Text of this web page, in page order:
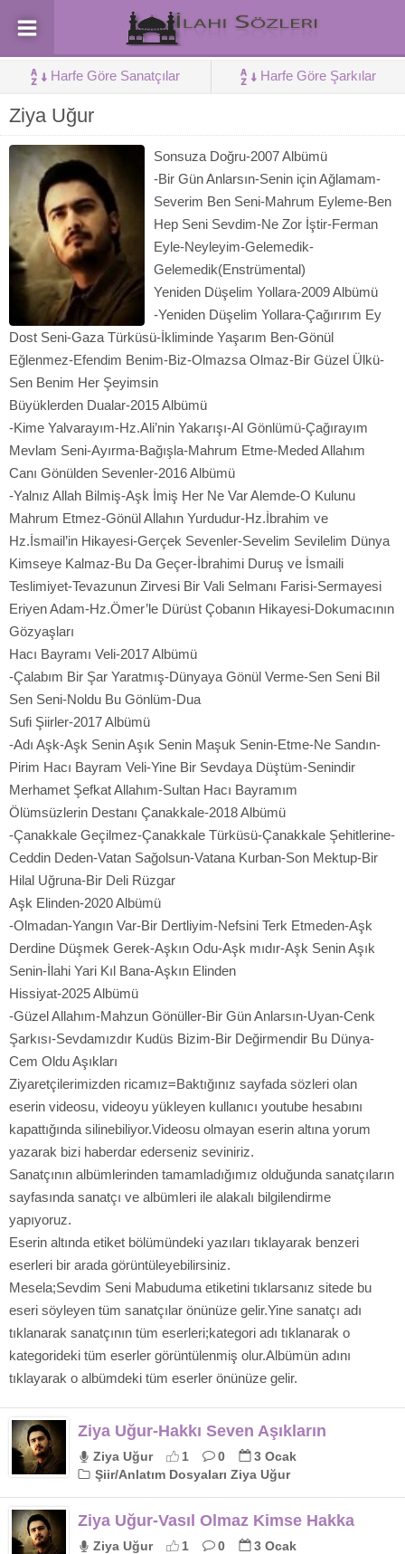
Harfe Göre Sanatçılar Harfe Göre Şarkılar
Ziya Uğur
Sonsuza Doğru-2007 Albümü
-Bir Gün Anlarsın-Senin için Ağlamam-
Severim Ben Seni-Mahrum Eyleme-Ben
Hep Seni Sevdim-Ne Zor İştir-Ferman
Eyle-Neyleyim-Gelemedik-
Gelemedik(Enstrümental)
Yeniden Düşelim Yollara-2009 Albümü
-Yeniden Düşelim Yollara-Çağırırım Ey
Dost Seni-Gaza Türküsü-İkliminde Yaşarım Ben-Gönül
Eğlenmez-Efendim Benim-Biz-Olmazsa Olmaz-Bir Güzel Ülkü-
Sen Benim Her Şeyimsin
Büyüklerden Dualar-2015 Albümü
-Kime Yalvarayım-Hz.Ali’nin Yakarışı-Al Gönlümü-Çağırayım
Mevlam Seni-Ayırma-Bağışla-Mahrum Etme-Meded Allahım
Canı Gönülden Sevenler-2016 Albümü
-Yalnız Allah Bilmiş-Aşk İmiş Her Ne Var Alemde-O Kulunu
Mahrum Etmez-Gönül Allahın Yurdudur-Hz.İbrahim ve
Hz.İsmail’in Hikayesi-Gerçek Sevenler-Sevelim Sevilelim Dünya
Kimseye Kalmaz-Bu Da Geçer-İbrahimi Duruş ve İsmaili
Teslimiyet-Tevazunun Zirvesi Bir Vali Selmanı Farisi-Sermayesi
Eriyen Adam-Hz.Ömer’le Dürüst Çobanın Hikayesi-Dokumacının
Gözyaşları
Hacı Bayramı Veli-2017 Albümü
-Çalabım Bir Şar Yaratmış-Dünyaya Gönül Verme-Sen Seni Bil
Sen Seni-Noldu Bu Gönlüm-Dua
Sufi Şiirler-2017 Albümü
-Adı Aşk-Aşk Senin Aşık Senin Maşuk Senin-Etme-Ne Sandın-
Pirim Hacı Bayram Veli-Yine Bir Sevdaya Düştüm-Senindir
Merhamet Şefkat Allahım-Sultan Hacı Bayramım
Ölümsüzlerin Destanı Çanakkale-2018 Albümü
-Çanakkale Geçilmez-Çanakkale Türküsü-Çanakkale Şehitlerine-
Ceddin Deden-Vatan Sağolsun-Vatana Kurban-Son Mektup-Bir
Hilal Uğruna-Bir Deli Rüzgar
Aşk Elinden-2020 Albümü
-Olmadan-Yangın Var-Bir Dertliyim-Nefsini Terk Etmeden-Aşk
Derdine Düşmek Gerek-Aşkın Odu-Aşk mıdır-Aşk Senin Aşık
Senin-İlahi Yari Kıl Bana-Aşkın Elinden
Hissiyat-2025 Albümü
-Güzel Allahım-Mahzun Gönüller-Bir Gün Anlarsın-Uyan-Cenk
Şarkısı-Sevdamızdır Kudüs Bizim-Bir Değirmendir Bu Dünya-
Cem Oldu Aşıkları
Ziyaretçilerimizden ricamız=Baktığınız sayfada sözleri olan
eserin videosu, videoyu yükleyen kullanıcı youtube hesabını
kapattığında silinebiliyor.Videosu olmayan eserin altına yorum
yazarak bizi haberdar ederseniz seviniriz.
Sanatçının albümlerinden tamamladığımız olduğunda sanatçıların
sayfasında sanatçı ve albümleri ile alakalı bilgilendirme
yapıyoruz.
Eserin altında etiket bölümündeki yazıları tıklayarak benzeri
eserleri bir arada görüntüleyebilirsiniz.
Mesela;Sevdim Seni Mabuduma etiketini tıklarsanız sitede bu
eseri söyleyen tüm sanatçılar önünüze gelir.Yine sanatçı adı
tıklanarak sanatçının tüm eserleri;kategori adı tıklanarak o
kategorideki tüm eserler görüntülenmiş olur.Albümün adını
tıklayarak o albümdeki tüm eserler önünüze gelir.
Ziya Uğur-Hakkı Seven Aşıkların
Ziya Uğur 1 0
3 Ocak
Şiir/Anlatım Dosyaları Ziya Uğur
Ziya Uğur-Vasıl Olmaz Kimse Hakka
Ziya Uğur 1 0
3 Ocak